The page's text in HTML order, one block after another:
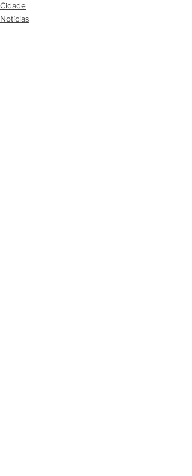
Cidade
Notícias